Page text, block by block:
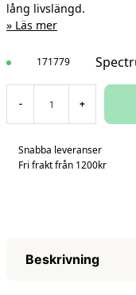
lång livslängd.
Läs mer
171779
- +
Snabba leveranser
Fri frakt från 1200kr
Beskrivning